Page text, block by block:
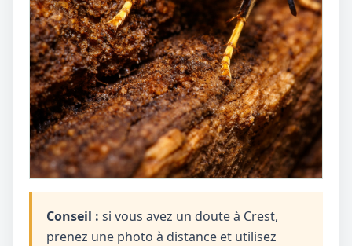
Conseil : si vous avez un doute à Crest,
prenez une photo à distance et utilisez